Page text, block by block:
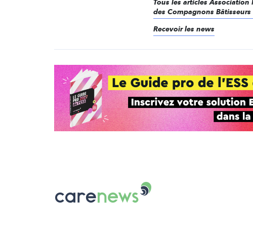
Tous les articles Association
des Compagnons Bâtisseurs
Recevoir les news
Le